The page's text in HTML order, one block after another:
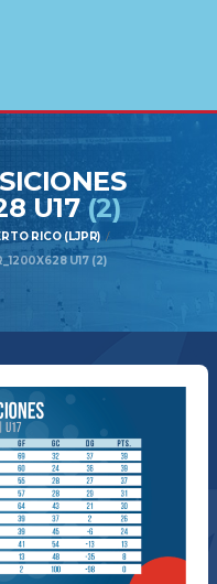
U17(2)
RICO (LJPR)
U17 (2)